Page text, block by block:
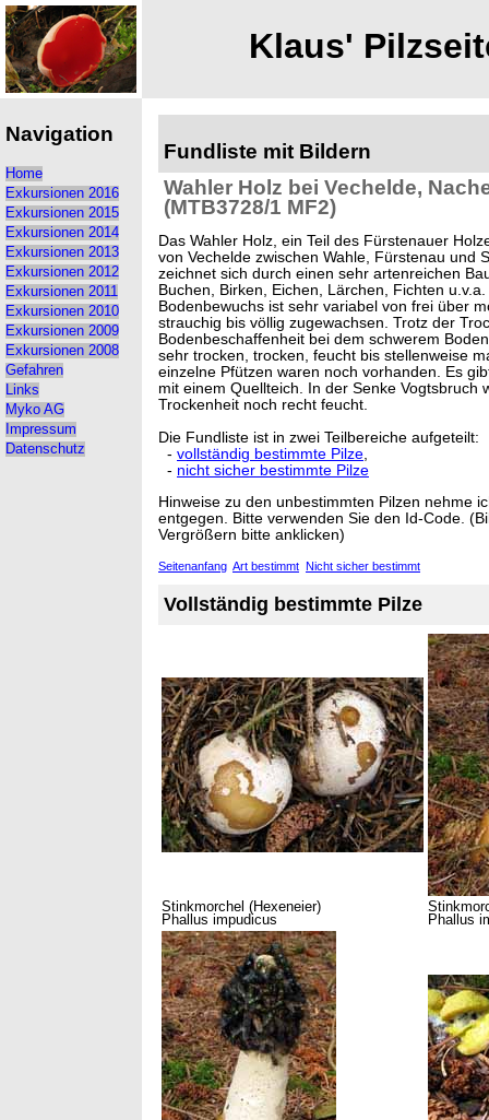
Klaus'
Navigation
Home
Exkursionen 2016
Exkursionen 2015
Exkursionen 2014
Exkursionen 2013
Exkursionen 2012
Exkursionen 2011
Exkursionen 2010
Exkursionen 2009
Exkursionen 2008
Gefahren
Links
Myko AG
Impressum
Datenschutz
Fundliste mit Bildern
Wahler Holz bei Vechelde,
(MTB3728/1 MF2)
Das Wahler Holz, ein Teil des Fürstenauer
von Vechelde zwischen Wahle, Fürstenau und
zeichnet sich durch einen sehr artenreichen
Buchen, Birken, Eichen, Lärchen, Fichten
Bodenbewuchs ist sehr variabel von frei über
strauchig bis völlig zugewachsen. Trotz der
Bodenbeschaffenheit bei dem schwerem
sehr trocken, trocken, feucht bis stellenweise
einzelne Pfützen waren noch vorhanden. Es
mit einem Quellteich. In der Senke Vogtsbruch
Trockenheit noch recht feucht.
Die Fundliste ist in zwei Teilbereiche aufgeteilt:
- vollständig bestimmte Pilze
- nicht sicher bestimmte Pilze
Hinweise zu den unbestimmten Pilzen nehme
entgegen. Bitte verwenden Sie den Id-Code.
Vergrößern bitte anklicken)
Seitenanfang Art bestimmt Nicht sicher bestimmt
Vollständig bestimmte Pilze
Stinkmorchel (Hexeneier)
Phallus impudicus
Phallus